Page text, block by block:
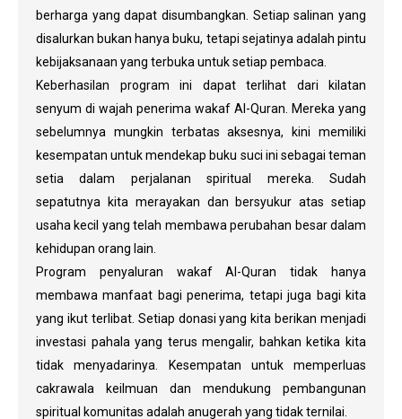
berharga yang dapat disumbangkan. Setiap salinan yang
disalurkan bukan hanya buku, tetapi sejatinya adalah pintu
kebijaksanaan yang terbuka untuk setiap pembaca.
Keberhasilan program ini dapat terlihat dari kilatan
senyum di wajah penerima wakaf Al-Quran. Mereka yang
sebelumnya mungkin terbatas aksesnya, kini memiliki
kesempatan untuk mendekap buku suci ini sebagai teman
setia dalam perjalanan spiritual mereka. Sudah
sepatutnya kita merayakan dan bersyukur atas setiap
usaha kecil yang telah membawa perubahan besar dalam
kehidupan orang lain.
Program penyaluran wakaf Al-Quran tidak hanya
membawa manfaat bagi penerima, tetapi juga bagi kita
yang ikut terlibat. Setiap donasi yang kita berikan menjadi
investasi pahala yang terus mengalir, bahkan ketika kita
tidak menyadarinya. Kesempatan untuk memperluas
cakrawala keilmuan dan mendukung pembangunan
spiritual komunitas adalah anugerah yang tidak ternilai.